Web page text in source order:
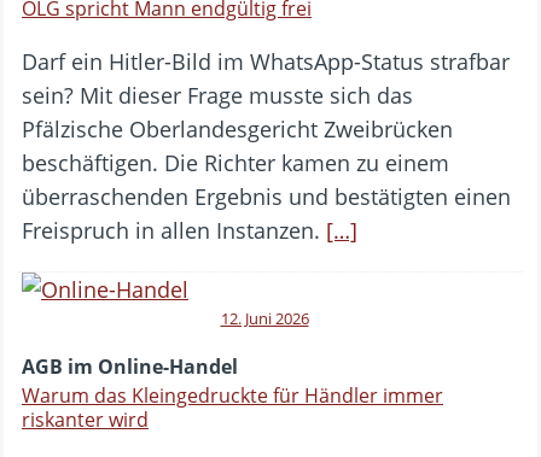
OLG spricht Mann endgültig frei
Darf ein Hitler-Bild im WhatsApp-Status strafbar
sein? Mit dieser Frage musste sich das
Pfälzische Oberlandesgericht Zweibrücken
beschäftigen. Die Richter kamen zu einem
überraschenden Ergebnis und bestätigten einen
Freispruch in allen Instanzen. […]
12. Juni 2026
AGB im Online-Handel
Warum das Kleingedruckte für Händler immer
riskanter wird